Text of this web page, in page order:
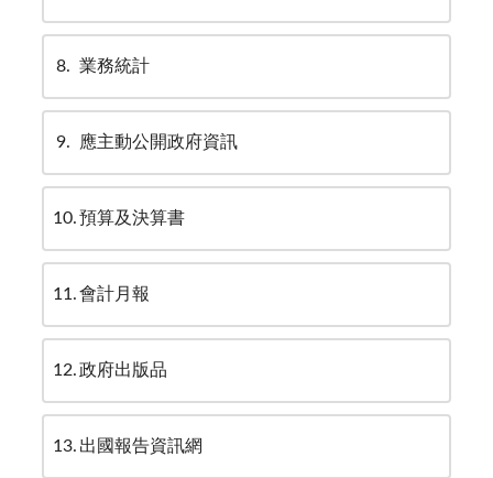
8 業務統計
9 應主動公開政府資訊
10 預算及決算書
11 會計月報
12 政府出版品
13 出國報告資訊網